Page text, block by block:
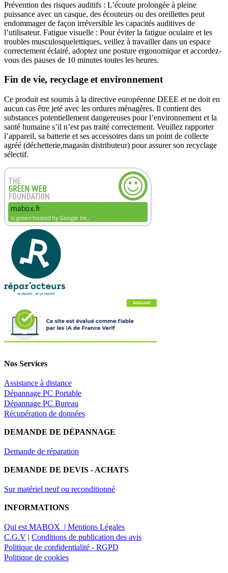
Prévention des risques auditifs : L’écoute prolongée à pleine
puissance avec un casque, des écouteurs ou des oreillettes peut
endommager de façon irréversible les capacités auditives de
l’utilisateur. Fatigue visuelle : Pour éviter la fatigue oculaire et les
troubles musculosquelettiques, veillez à travailler dans un espace
correctement éclairé, adoptez une posture ergonomique et accordez-
vous des pauses de 10 minutes toutes les heures.
Fin de vie, recyclage et environnement
Ce produit est soumis à la directive européenne DEEE et ne doit en
aucun cas être jeté avec les ordures ménagères. Il contient des
substances potentiellement dangereuses pour l’environnement et la
santé humaine s’il n’est pas traité correctement. Veuillez rapporter
l’appareil, sa batterie et ses accessoires dans un point de collecte
agréé (déchetterie,magasin distributeur) pour assurer son recyclage
sélectif.
Nos Services
Assistance à distance
Dépannage PC Portable
Dépannage PC Bureau
Récupération de données
DEMANDE DE DÉPANNAGE
Demande de réparation
DEMANDE DE DEVIS - ACHATS
Sur matériel neuf ou reconditionné
INFORMATIONS
Qui est MABOX | Mentions Légales
C.G.V | Conditions de publication des avis
Politique de confidentialité - RGPD
Politique de cookies